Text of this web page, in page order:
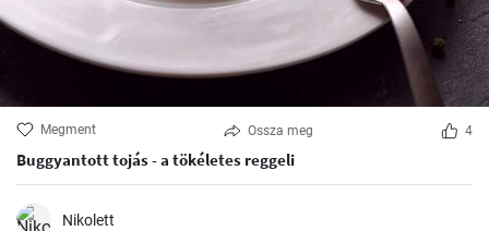
Megment Ossza meg 4
Buggyantott tojás - a tökéletes reggeli
Nikolett